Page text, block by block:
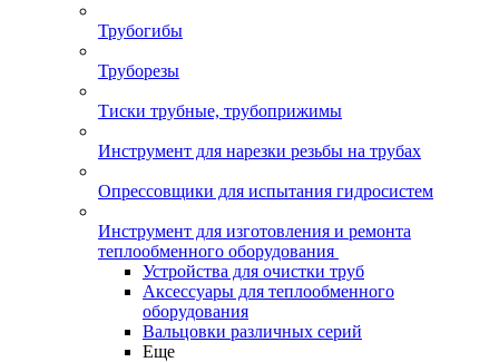
Трубогибы
Труборезы
Тиски трубные, трубоприжимы
Инструмент для нарезки резьбы на трубах
Опрессовщики для испытания гидросистем
Инструмент для изготовления и ремонта
теплообменного оборудования
Устройства для очистки труб
Аксессуары для теплообменного
оборудования
Вальцовки различных серий
Еще